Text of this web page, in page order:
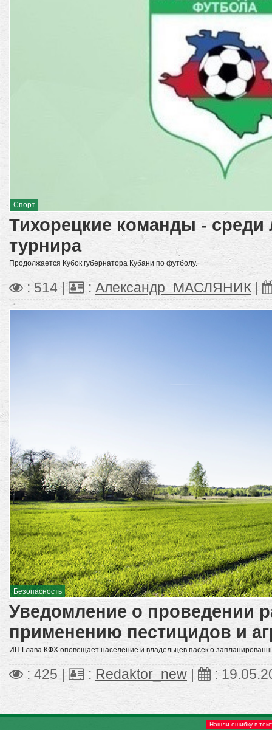
Спорт
Тихорецкие команды - среди
турнира
Продолжается Кубок губернатора Кубани по футболу.
: 514 | : Александр_МАСЛЯНИК |
Безопасность
Уведомление о проведении
применению пестицидов и
ИП Глава КФХ оповещает население и владельцев пасек о
: 425 | : Redaktor_new :
Нашли ошибку в